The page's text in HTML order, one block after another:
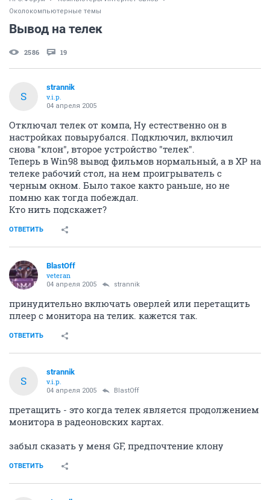
Околокомпьютерные темы
Вывод на телек
2586 19
S
strannik
v.i.p.
04 апреля 2005
Отключал телек от компа, Ну естественно он в
настройках повырубался. Подключил, включил
снова "клон", второе устройство "телек".
Теперь в Win98 вывод фильмов нормальный, а в ХР на
телеке рабочий стол, на нем проигрыватель с
черным окном. Было такое както раньше, но не
помню как тогда побеждал.
Кто нить подскажет?
ОТВЕТИТЬ
BlastOff
veteran
04 апреля 2005 strannik
принудительно включать оверлей или перетащить
плеер с монитора на телик. кажется так.
ОТВЕТИТЬ
S
strannik
v.i.p.
04 апреля 2005 BlastOff
претащить - это когда телек является продолжением
монитора в радеоновских картах.
забыл сказать у меня GF, предпочтение клону
ОТВЕТИТЬ